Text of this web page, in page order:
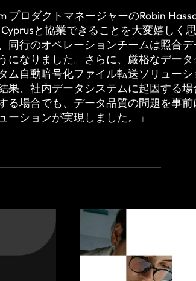
プロダクトマネージャーのRobin
と協業できることを大変嬉しく
同行のオペレーションチームは照合
になりました。さらに、厳格なデー
ム自動暗号化ファイル転送ソリュー
果、社内データシステムに起因する
る場合でも、データ品質の問題を事
ーションが実現しました。」